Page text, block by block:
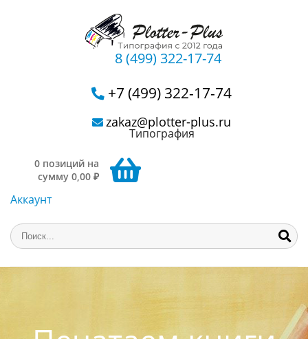
8 (499) 322-17-74
+7 (499) 322-17-74
zakaz@plotter-plus.ru
Типография
0 позиций на
сумму 0,00 ₽
Аккаунт